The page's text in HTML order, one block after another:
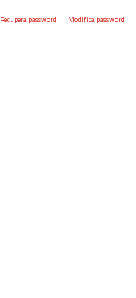
Recupera password Modifica password